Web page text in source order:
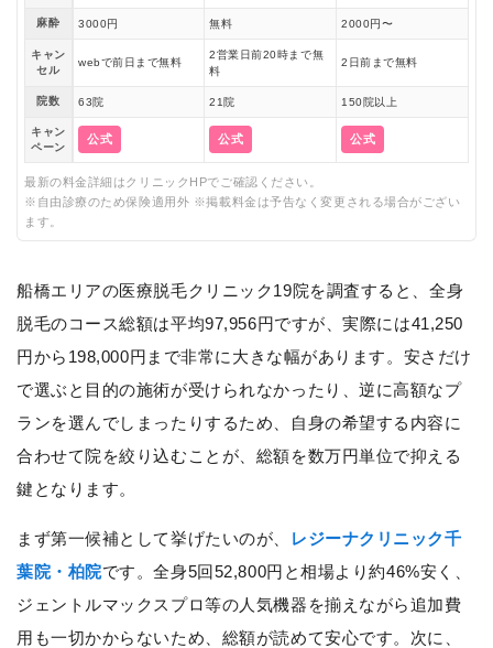
麻酔 3000円 無料 2000円〜
キャン
セル
webで前日まで無料
2営業日前20時まで無
料
2日前まで無料
院数 63院 21院 150院以上
キャン
ペーン
公式 公式 公式
最新の料金詳細はクリニックHPでご確認ください。
※自由診療のため保険適用外 ※掲載料金は予告なく変更される場合がござい
ます。
船橋エリアの医療脱毛クリニック19院を調査すると、全身
脱毛のコース総額は平均97,956円ですが、実際には41,250
円から198,000円まで非常に大きな幅があります。安さだけ
で選ぶと目的の施術が受けられなかったり、逆に高額なプ
ランを選んでしまったりするため、自身の希望する内容に
合わせて院を絞り込むことが、総額を数万円単位で抑える
鍵となります。
まず第一候補として挙げたいのが、
レジーナクリニック千
葉院・柏院です。全身5回52,800円と相場より約46%安く、
ジェントルマックスプロ等の人気機器を揃えながら追加費
用も一切かからないため、総額が読めて安心です。次に、